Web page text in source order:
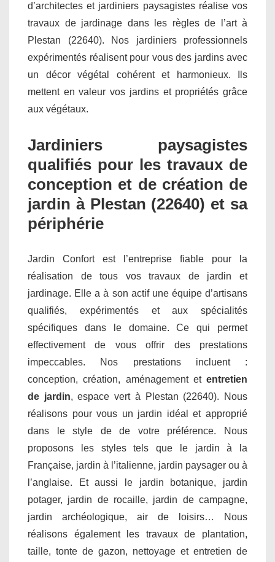
d’architectes et jardiniers paysagistes réalise vos
travaux de jardinage dans les règles de l’art à
Plestan (22640). Nos jardiniers professionnels
expérimentés réalisent pour vous des jardins avec
un décor végétal cohérent et harmonieux. Ils
mettent en valeur vos jardins et propriétés grâce
aux végétaux.
Jardiniers paysagistes
qualifiés pour les travaux de
conception et de création de
jardin à Plestan (22640) et sa
périphérie
Jardin Confort est l’entreprise fiable pour la
réalisation de tous vos travaux de jardin et
jardinage. Elle a à son actif une équipe d’artisans
qualifiés, expérimentés et aux spécialités
spécifiques dans le domaine. Ce qui permet
effectivement de vous offrir des prestations
impeccables. Nos prestations incluent :
conception, création, aménagement et entretien
de jardin, espace vert à Plestan (22640). Nous
réalisons pour vous un jardin idéal et approprié
dans le style de de votre préférence. Nous
proposons les styles tels que le jardin à la
Française, jardin à l’italienne, jardin paysager ou à
l’anglaise. Et aussi le jardin botanique, jardin
potager, jardin de rocaille, jardin de campagne,
jardin archéologique, air de loisirs… Nous
réalisons également les travaux de plantation,
taille, tonte de gazon, nettoyage et entretien de